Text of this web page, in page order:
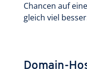
Chancen auf
gleich viel
Domain-